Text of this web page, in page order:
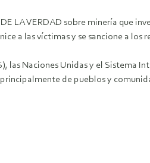
LA VERDAD sobre minería que
a las víctimas y se sancione a los
Naciones Unidas y el Sistema
de pueblos y